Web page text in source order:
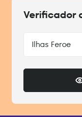
Verificador
Ilhas Feroe